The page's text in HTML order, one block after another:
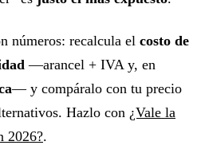
números: recalcula el costo de
—arancel + IVA y, en
— y compáralo con tu precio
Hazlo con ¿Vale la
2026?.